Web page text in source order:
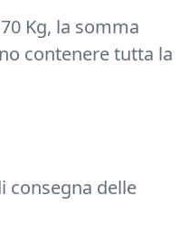
Kg, la somma
contenere tutta la
consegna delle